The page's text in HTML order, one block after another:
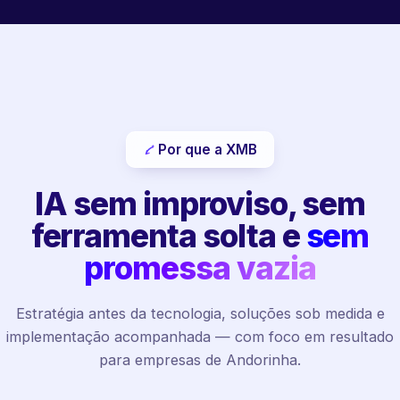
Por que a XMB
IA sem improviso, sem
ferramenta solta esem
promessa vazia
Estratégia antes da tecnologia, soluções sob medida e
implementação acompanhada — com foco em resultado
para empresas de Andorinha.